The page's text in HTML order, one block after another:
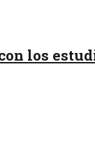
los